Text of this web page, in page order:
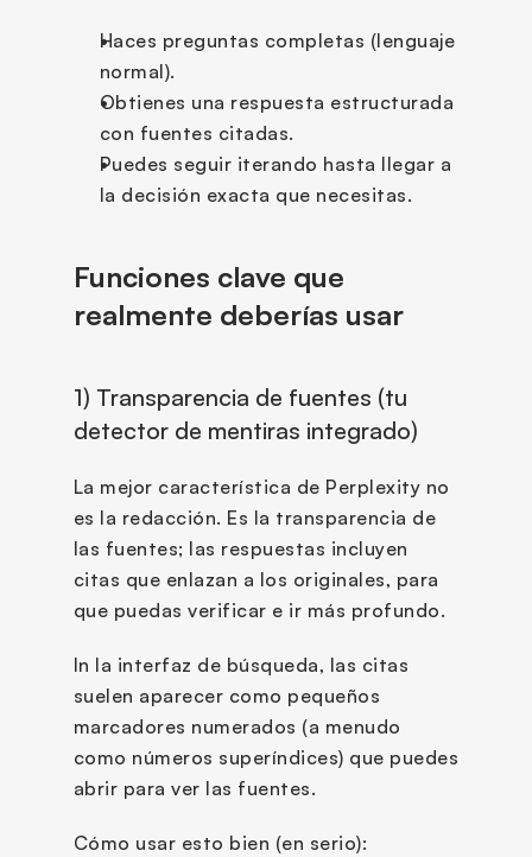
Haces preguntas completas (lenguaje
normal).
Obtienes una respuesta estructurada
con fuentes citadas.
Puedes seguir iterando hasta llegar a
la decisión exacta que necesitas.
Funciones clave que
realmente deberías usar
1) Transparencia de fuentes (tu
detector de mentiras integrado)
La mejor característica de Perplexity no
es la redacción. Es la transparencia de
las fuentes; las respuestas incluyen
citas que enlazan a los originales, para
que puedas verificar e ir más profundo.
In la interfaz de búsqueda, las citas
suelen aparecer como pequeños
marcadores numerados (a menudo
como números superíndices) que puedes
abrir para ver las fuentes.
Cómo usar esto bien (en serio):